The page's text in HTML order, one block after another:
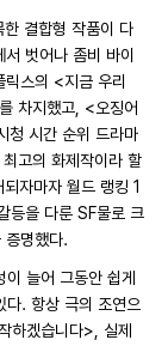
결합형 작품이 다
벗어나 좀비 바이
스의 <지금 우리
차지했고, <오징어
청 시간 순위 드라마
고의 화제작이라 할
자마자 월드 랭킹 1
등을 다룬 SF물로 크
증명했다.
늘어 그동안 쉽게
. 항상 극의 조연으
하겠습니다>, 실제